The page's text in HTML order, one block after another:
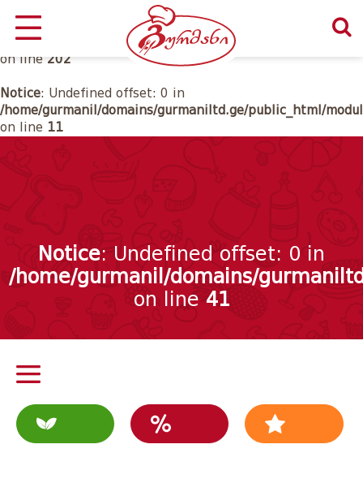
Notice: Undefined offset: 0 in
/home/gurmanil/domains/gurmaniltd.ge/public_html/
on line 202
Notice: Undefined offset: 0 in
/home/gurmanil/domains/gurmaniltd.ge/public_html/
on line 11
Notice: Undefined offset: 0 in
/home/gurmanil/domains/
on line 41